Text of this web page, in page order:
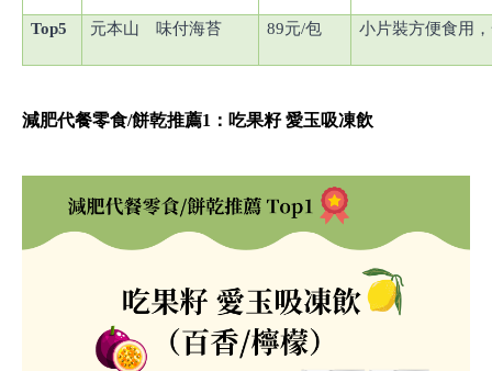
Top5 元本山 味付海苔 89元/包 小片裝方便食用
減肥代餐零食/餅乾推薦1 ：吃果籽 愛玉吸凍飲